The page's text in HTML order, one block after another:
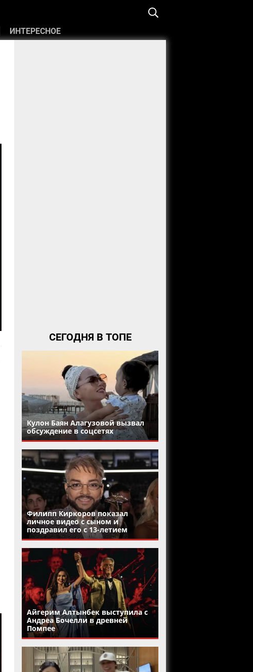
ИНТЕРЕСНОЕ
СЕГОДНЯ В ТОПЕ
Кулон Баян Алагузовой вызвал
обсуждение в соцсетях
Филипп Киркоров показал
личное видео с сыном и
поздравил его с 13-летием
Айгерим Алтынбек выступила с
Андреа Бочелли в древней
Помпее